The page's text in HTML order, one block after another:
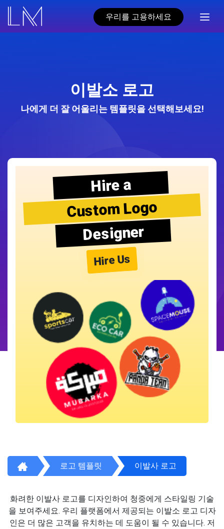
우리를 고용하세요
이발소 로고
나에게 더 잘 어울리는 템플릿을 선택해보세요!
Hire a
Custom Logo
Designer
Hire Us
로고 템플릿 이발사 로고
화려한 이발사 로고를 디자인하여 청중에게 스타일링 기술
을 보여주세요. 우리 플랫폼에서 제공되는 이발소 로고 디자
인은 더 많은 고객을 유치하는 데 도움이 될 수 있습니다. 저